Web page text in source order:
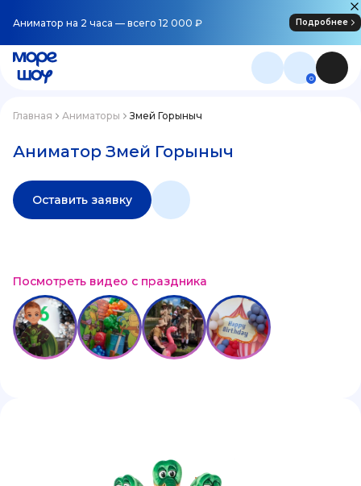
Аниматор на 2 часа — всего 12 000 ₽ Подробнее
0
Главная Аниматоры Змей Горыныч
Аниматор Змей Горыныч
Оставить заявку
Посмотреть видео с праздника